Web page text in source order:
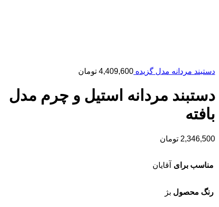
دستبند مردانه مدل گزیده 4,409,600 تومان
دستبند مردانه استیل و چرم مدل
بافته
2,346,500 تومان
مناسب برای آقایان
رنگ محصول بژ